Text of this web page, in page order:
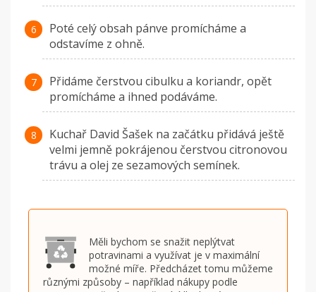
Poté celý obsah pánve promícháme a
odstavíme z ohně.
Přidáme čerstvou cibulku a koriandr, opět
promícháme a ihned podáváme.
Kuchař David Šašek na začátku přidává ještě
velmi jemně pokrájenou čerstvou citronovou
trávu a olej ze sezamových semínek.
Měli bychom se snažit neplýtvat
potravinami a využívat je v maximální
možné míře. Předcházet tomu můžeme
různými způsoby – například nákupy podle